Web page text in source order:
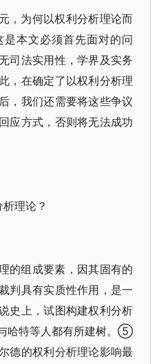
，为何以权利分析理论而
本文必须首先面对的问
司法实用性，学界及实务
，在确定了以权利分析理
，我们还需要将这些争议
应方式，否则将无法成功
理论？
的组成要素，因其固有的
判具有实质性作用，是一
史上，试图构建权利分析
哈特等人都有所建树。⑤
德的权利分析理论影响最